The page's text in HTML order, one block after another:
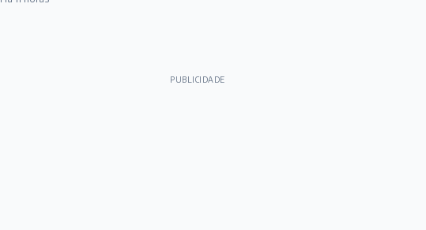
PUBLICIDADE